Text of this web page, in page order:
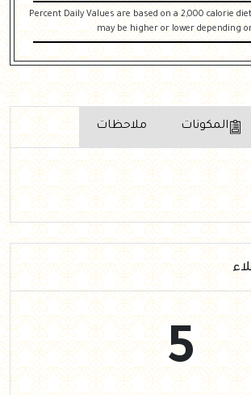
"Percent Daily Values are based on a 2,000 calorie
may be higher or lower depending
المكونات ملاحظات
5